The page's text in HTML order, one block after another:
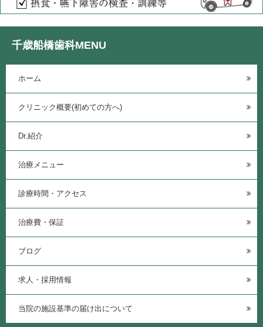
千歳船橋歯科MENU
ホーム
クリニック概要(初めての方へ)
Dr.紹介
治療メニュー
診療時間・アクセス
治療費・保証
ブログ
求人・採用情報
当院の施設基準の届け出について